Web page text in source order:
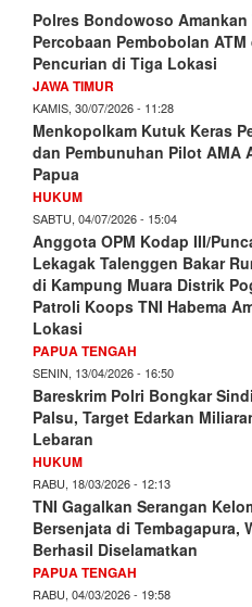
Polres Bondowoso Amankan
Percobaan Pembobolan ATM
Pencurian di Tiga Lokasi
JAWA TIMUR
KAMIS, 30/07/2026 - 11:28
Menkopolkam Kutuk Keras
dan Pembunuhan Pilot AMA
Papua
HUKUM
SABTU, 04/07/2026 - 15:04
Anggota OPM Kodap III/
Lekagak Talenggen Bakar
di Kampung Muara Distrik
Patroli Koops TNI Habema
Lokasi
PAPUA TENGAH
SENIN, 13/04/2026 - 16:50
Bareskrim Polri Bongkar
Palsu, Target Edarkan
Lebaran
HUKUM
RABU, 18/03/2026 - 12:13
TNI Gagalkan Serangan
Bersenjata di Tembagapura,
Berhasil Diselamatkan
PAPUA TENGAH
RABU, 04/03/2026 - 19:58